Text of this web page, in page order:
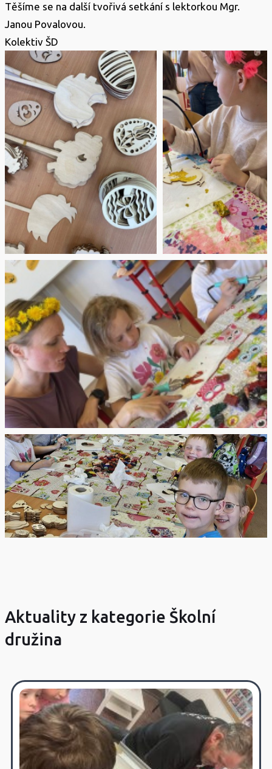
Těšíme se na další tvořivá setkání s lektorkou Mgr.
Janou Povalovou.
Kolektiv ŠD
Aktuality z kategorie Školní
družina